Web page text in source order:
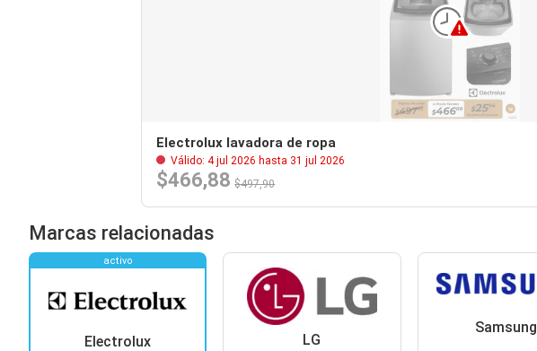
Electrolux lavadora de ropa
Válido: 4 jul 2026 hasta 31 jul 2026
$466,88 $497,90
Marcas relacionadas
activo
Electrolux LG
Samsung